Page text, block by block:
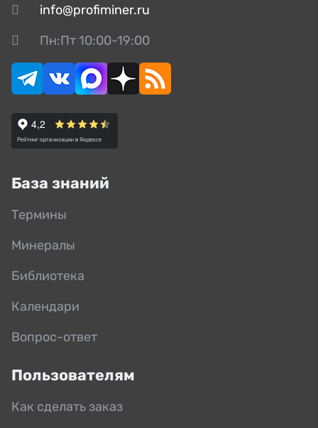
info@profiminer.ru
Пн:Пт 10:00-19:00
База знаний
Термины
Минералы
Библиотека
Календари
Вопрос-ответ
Пользователям
Как сделать заказ